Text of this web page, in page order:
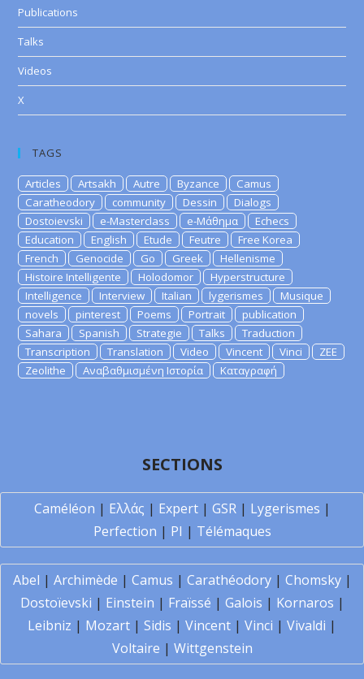
Publications
Talks
Videos
X
TAGS
Articles Artsakh Autre Byzance
Camus
Caratheodory
community Dessin
Dialogs
Dostoievski
e-Masterclass e-Μάθημα
Echecs
Education
English Etude Feutre
Free Korea
French
Genocide Go Greek
Hellenisme
Histoire Intelligente
Holodomor
Hyperstructure
Intelligence
Interview Italian lygerismes
Musique
novels
pinterest Poems Portrait
publication
Sahara
Spanish Strategie Talks
Traduction
Transcription
Translation Video Vincent Vinci
ZEE
Zeolithe
Αναβαθμισμένη Ιστορία Καταγραφή
SECTIONS
Caméléon | Ελλάς | Expert| GSR| Lygerismes |
Perfection | PI | Télémaques
Abel | Archimède | Camus | Carathéodory| Chomsky|
Dostoïevski | Einstein | Fraïssé | Galois | Kornaros |
Leibniz | Mozart | Sidis | Vincent | Vinci | Vivaldi |
Voltaire | Wittgenstein